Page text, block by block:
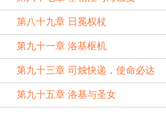
第八十九章 日冕权杖
第九十一章 洛基枢机
第九十三章 司烛快递，使命必达
第九十五章 洛基与圣女